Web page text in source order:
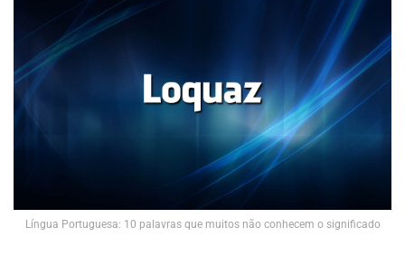
Língua Portuguesa: 10 palavras que muitos não conhecem o significado